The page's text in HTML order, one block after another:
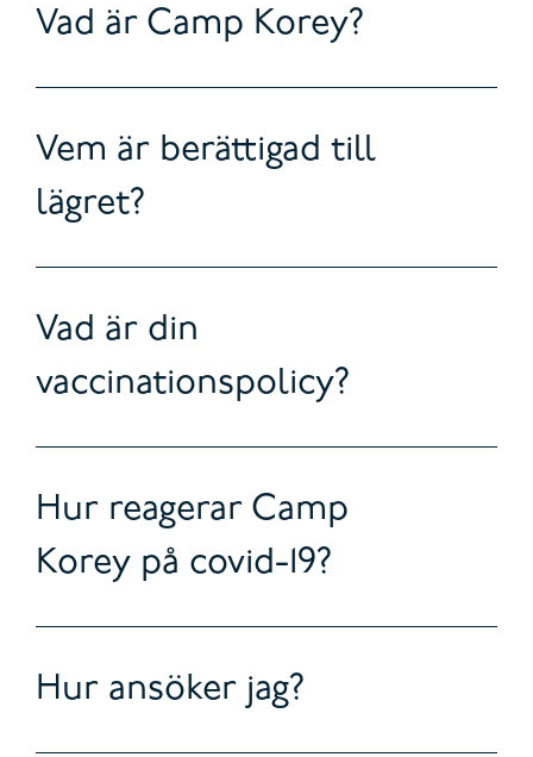
Vad är Camp Korey?
Vem är berättigad till
lägret?
Vad är din
vaccinationspolicy?
Hur reagerar Camp
Korey på covid-19?
Hur ansöker jag?